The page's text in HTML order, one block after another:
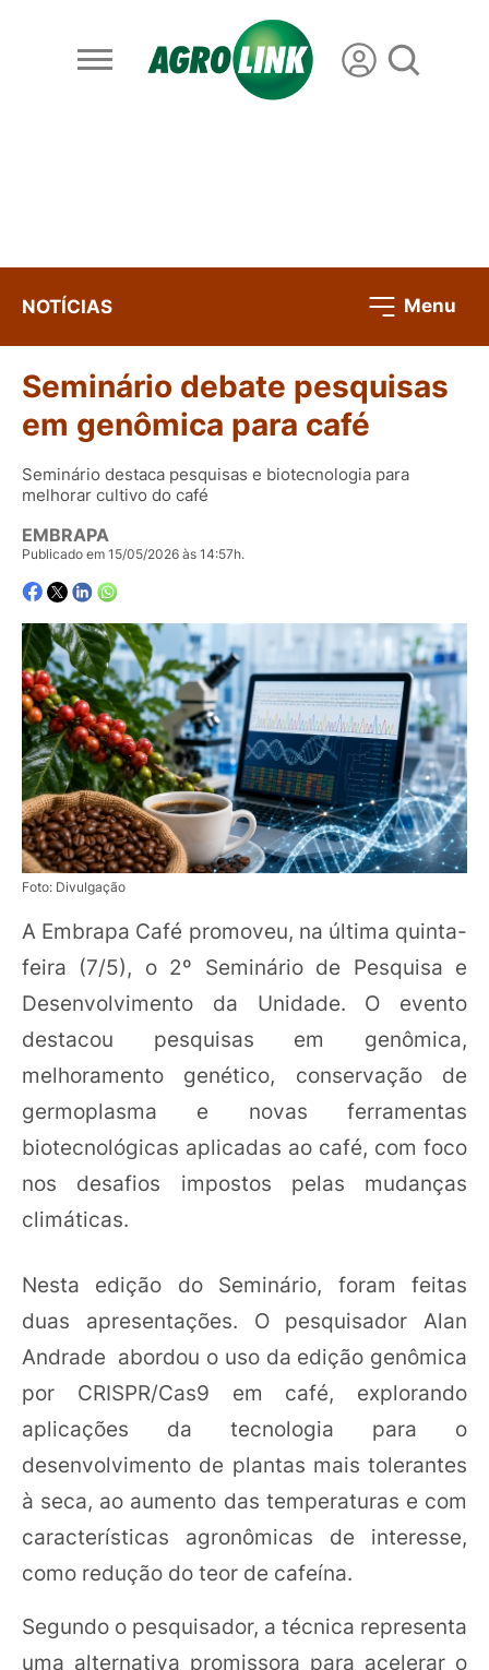
NOTÍCIAS Menu
Seminário debate pesquisas
em genômica para café
Seminário destaca pesquisas e biotecnologia para
melhorar cultivo do café
EMBRAPA
Publicado em 15/05/2026 às 14:57h.
Foto: Divulgação
A Embrapa Café promoveu, na última quinta-
feira (7/5), o 2º Seminário de Pesquisa e
Desenvolvimento da Unidade. O evento
destacou pesquisas em genômica,
melhoramento genético, conservação de
germoplasma e novas ferramentas
biotecnológicas aplicadas ao café, com foco
nos desafios impostos pelas mudanças
climáticas.
Nesta edição do Seminário, foram feitas
duas apresentações. O pesquisador Alan
Andrade abordou o uso da edição genômica
por CRISPR/Cas9 em café, explorando
aplicações da tecnologia para o
desenvolvimento de plantas mais tolerantes
à seca, ao aumento das temperaturas e com
características agronômicas de interesse,
como redução do teor de cafeína.
Segundo o pesquisador, a técnica representa
uma alternativa promissora para acelerar o